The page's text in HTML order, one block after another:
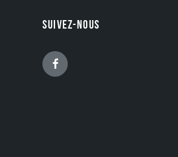
SUIVEZ-NOUS
Facebook